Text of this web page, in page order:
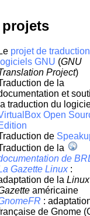
projets
Le projet de
logiciels GNU (GNU
Project)
de la
et
la traduction du
Open
de
de la
de
Gazette Linux:
de la Linux
américaine
:
de Gnome